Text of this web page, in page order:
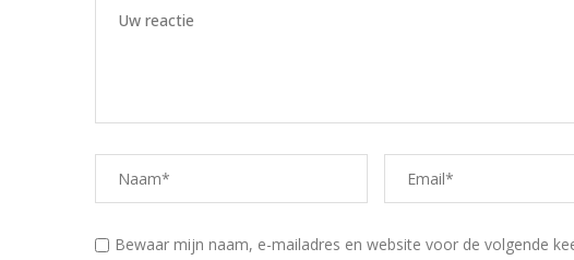
Bewaar mijn naam, e-mailadres en website voor de volgende